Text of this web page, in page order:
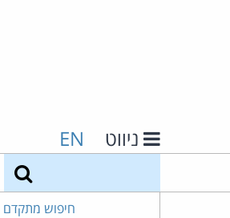
ניווט EN
חיפוש מתקדם